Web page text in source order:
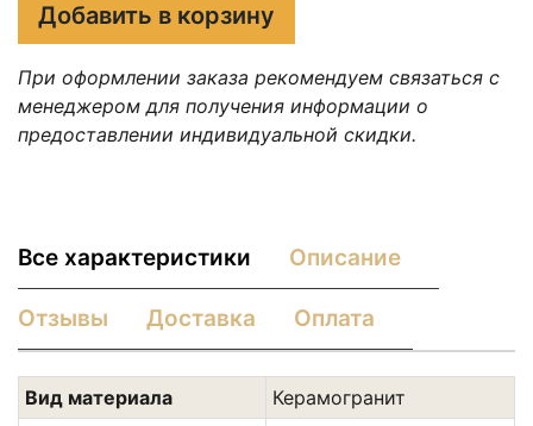
Добавить в корзину
При оформлении заказа рекомендуем связаться с
менеджером для получения информации о
предоставлении индивидуальной скидки.
Все характеристики Описание
Отзывы Доставка Оплата
Вид материала Керамогранит